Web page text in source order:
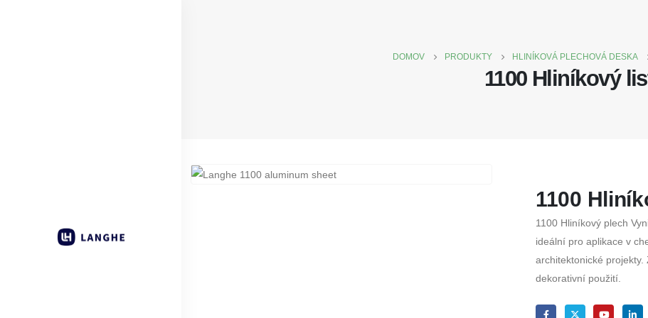
DOMOV PRODUKTY HLINÍKOVÁ PLECHOVÁ DESKA
1100 Hliníkový
1100
1100 Hliníkový plech
ideální pro aplikace v
architektonické
dekorativní použití.